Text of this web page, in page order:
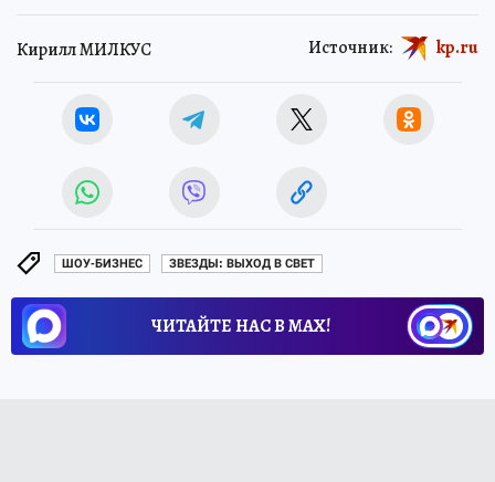
Кирилл МИЛКУС Источник: kp.ru
ШОУ-БИЗНЕС ЗВЕЗДЫ: ВЫХОД В СВЕТ
ЧИТАЙТЕ НАС В МАХ!